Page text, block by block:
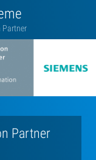
Partner
Partner